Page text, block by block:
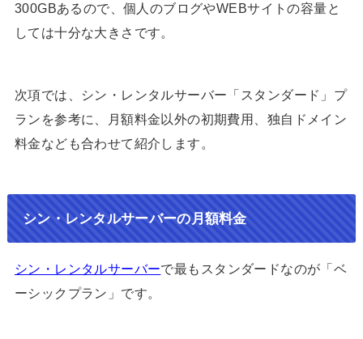
300GBあるので、個人のブログやWEBサイトの容量と
しては十分な大きさです。
次項では、シン・レンタルサーバー「スタンダード」プ
ランを参考に、月額料金以外の初期費用、独自ドメイン
料金なども合わせて紹介します。
シン・レンタルサーバーの月額料金
シン・レンタルサーバーで最もスタンダードなのが「ベ
ーシックプラン」です。